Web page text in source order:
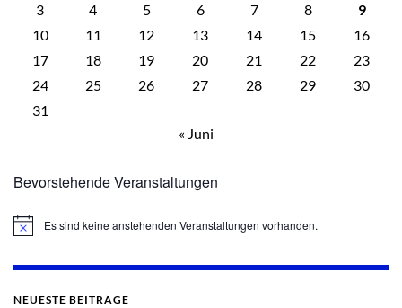
3
4 5 6 7 8
9
10
11 12 13 14 15
16
17
18 19 20 21 22
23
24
25 26 27 28 29
30
31
« Juni
Bevorstehende Veranstaltungen
HinweisEs sind keine anstehenden Veranstaltungen vorhanden.
NEUESTE BEITRÄGE